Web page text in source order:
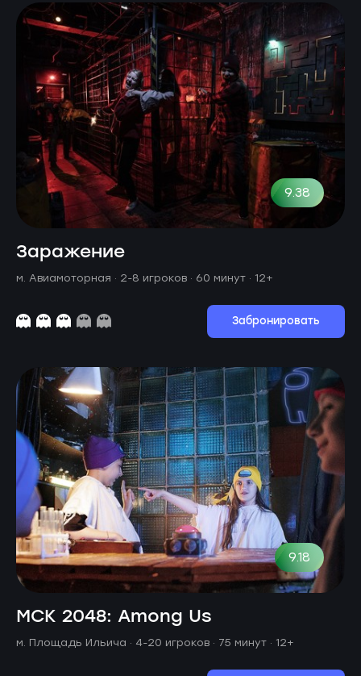
9.38
Заражение
м. Авиамоторная · 2-8 игроков · 60 минут · 12+
Забронировать
9.18
МСК 2048: Among Us
м. Площадь Ильича · 4-20 игроков · 75 минут · 12+